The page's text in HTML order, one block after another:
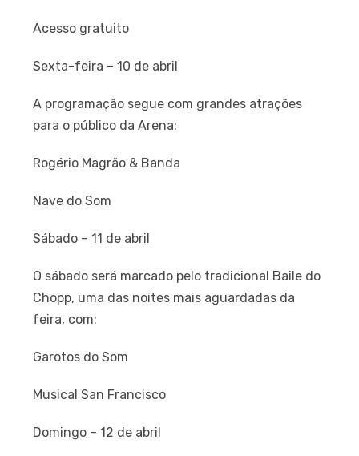
Acesso gratuito
Sexta-feira – 10 de abril
A programação segue com grandes atrações
para o público da Arena:
Rogério Magrão & Banda
Nave do Som
Sábado – 11 de abril
O sábado será marcado pelo tradicional Baile do
Chopp, uma das noites mais aguardadas da
feira, com:
Garotos do Som
Musical San Francisco
Domingo – 12 de abril